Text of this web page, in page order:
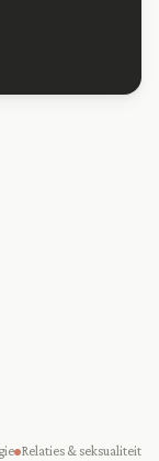
Relaties & seksualiteit